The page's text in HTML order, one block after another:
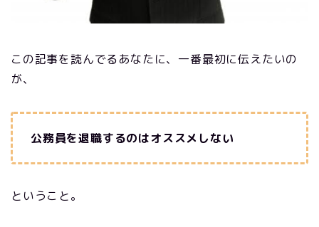
この記事を読んでるあなたに、一番最初に伝えたいの
が、
公務員を退職するのはオススメしない
ということ。